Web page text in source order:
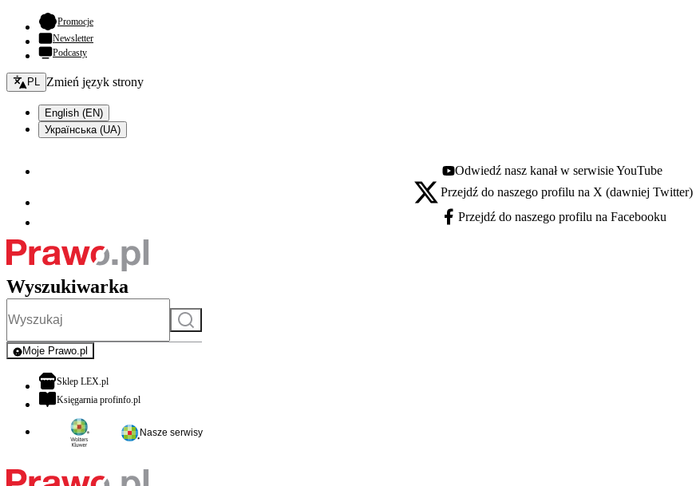
Promocje- otwiera się w nowej karcie
Newsletter
Podcasty
Zmień język - bieżący:
PL Zmień język strony
English (EN)
Українська (UA)
Youtube - otwiera się w nowej karcie
Odwiedź nasz kanał w serwisie YouTube
X - otwiera się w nowej karcie
Przejdź do naszego profilu na X (dawniej Twitter)
Facebook - otwiera się w nowej karcie
Przejdź do naszego profilu na Facebooku
Wyszukiwarka
Szukaj
Moje Prawo.pl
- rejestracja i logowanie do serwisu
Sklep LEX.plotwiera się w nowej karcie
Księgarnia profinfo.plotwiera się w nowej karcie
Nasze serwisy